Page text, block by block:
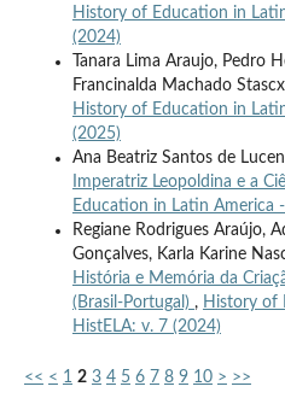
History of Education in
(2024)
Tanara Lima Araujo, Pedro
Francinalda Machado
History of Education in
(2025)
Ana Beatriz Santos de
Imperatriz Leopoldina e a
Education in Latin America
Regiane Rodrigues Araújo,
Gonçalves, Karla Karine
História e Memória da
(Brasil-Portugal) , History of
HistELA: v. 7 (2024)
<< < 1 2 3 4 5 6 7 8 9 10 > >>